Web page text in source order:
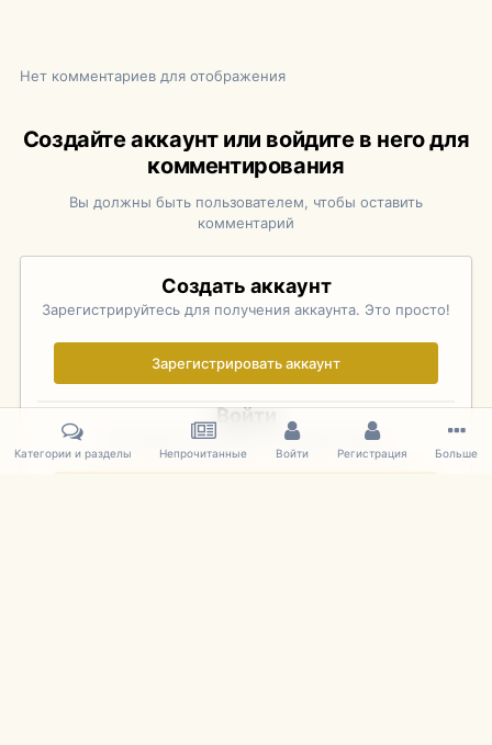
Нет комментариев для отображения
Создайте аккаунт или войдите в него для
комментирования
Вы должны быть пользователем, чтобы оставить
комментарий
Создать аккаунт
Зарегистрируйтесь для получения аккаунта. Это просто!
Зарегистрировать аккаунт
Войти
Уже зарегистрированы? Войдите здесь.
Категории и разделы Непрочитанные Войти Регистрация Больше